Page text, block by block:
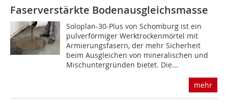
Faserverstärkte Bodenausgleichsmasse
Soloplan-30-Plus von Schomburg ist ein
pulverförmiger Werktrockenmörtel mit
Armierungsfasern, der mehr Sicherheit
beim Ausgleichen von mineralischen und
Mischuntergründen bietet. Die...
mehr